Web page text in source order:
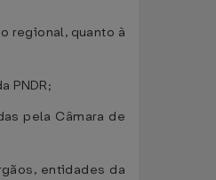
regional, quanto à
PNDR;
pela Câmara de
entidades da